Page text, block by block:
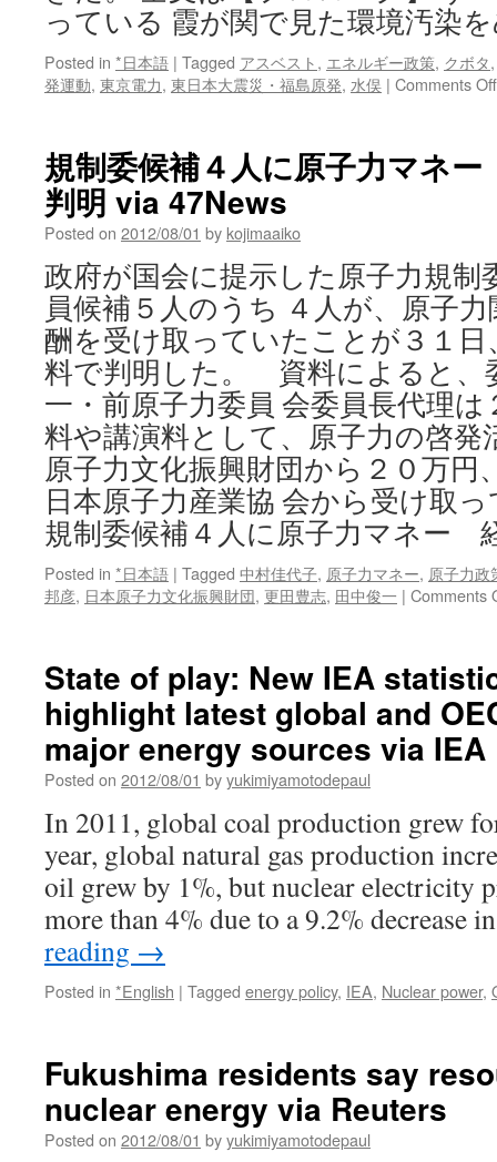
っている 霞が関で見た環境汚染
Posted in *日本語 | Tagged アスベスト, エネルギー政策, クボタ
発運動, 東京電力, 東日本大震災・福島原発, 水俣 | Comments Off
規制委候補４人に原子力マネ
判明 via 47News
Posted on 2012/08/01 by kojimaaiko
政府が国会に提示した原子力規制
員候補５人のうち ４人が、原子
酬を受け取っていたことが３１日
料で判明した。 資料によると、
一・前原子力委員 会委員長代理
料や講演料として、原子力の啓発
原子力文化振興財団から２０万円
日本原子力産業協 会から受け取
規制委候補４人に原子力マネー
Posted in *日本語 | Tagged 中村佳代子, 原子力マネー, 原子力政
邦彦, 日本原子力文化振興財団, 更田豊志, 田中俊一 | Comments
State of play: New IEA
highlight latest global and
major energy sources via IEA
Posted on 2012/08/01 byyukimiyamotodepaul
In 2011, global coal production grew
year, global natural gas production
oil grew by 1%, but nuclear electricity
more than 4% due to a 9.2%
reading →
Posted in *English | Tagged energy policy, IEA, Nuclear power,
Fukushima residents say
nuclear energy via Reuters
Posted on 2012/08/01 byyukimiyamotodepaul